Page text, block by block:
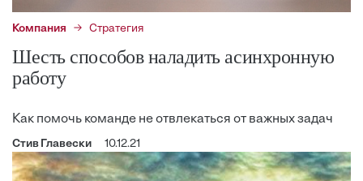
Компания Стратегия
Шесть способов наладить асинхронную
работу
Как помочь команде не отвлекаться от важных задач
Стив Главески 10.12.21